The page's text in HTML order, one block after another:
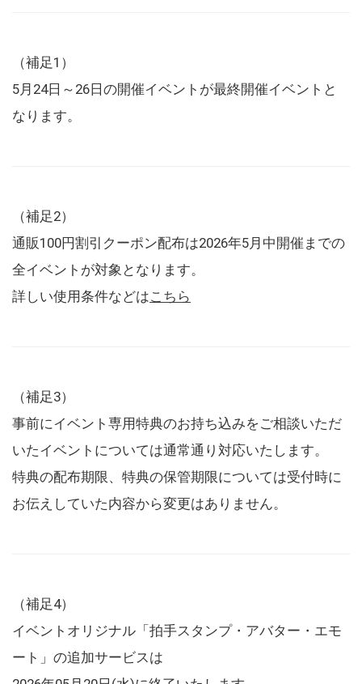
（補足1）
5月24日～26日の開催イベントが最終開催イベントと
なります。
（補足2）
通販100円割引クーポン配布は2026年5月中開催までの
全イベントが対象となります。
詳しい使用条件などはこちら
（補足3）
事前にイベント専用特典のお持ち込みをご相談いただ
いたイベントについては通常通り対応いたします。
特典の配布期限、特典の保管期限については受付時に
お伝えしていた内容から変更はありません。
（補足4）
イベントオリジナル「拍手スタンプ・アバター・エモ
ート」の追加サービスは